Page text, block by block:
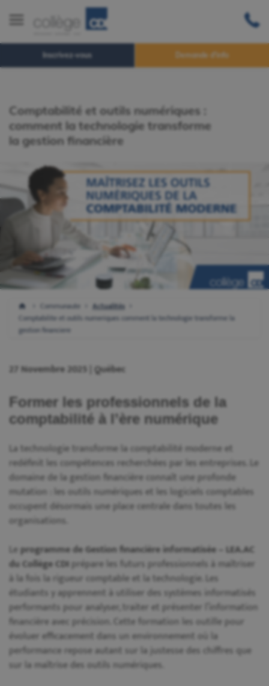
Inscrivez-vous Demande d'info
Comptabilité et outils numériques :
comment la technologie transforme
la gestion financière
Communaute
Actualités
Comptabilite et outils numeriques comment la technologie transforme la
gestion financiere
27 Novembre 2025 | Québec
Former les professionnels de la
comptabilité à l’ère numérique
La technologie transforme la comptabilité moderne et
redéfinit les compétences recherchées par les entreprises. Le
domaine de la gestion financière connaît une profonde
mutation : les outils numériques et les logiciels comptables
occupent désormais une place centrale dans toutes les
organisations.
Le programme de Gestion financière informatisée – LEA.AC
du Collège CDIprépare les futurs professionnels à maîtriser
à la fois la rigueur comptable et la technologie. Les
étudiants y apprennent à utiliser des systèmes informatisés
performants pour analyser, traiter et présenter l’information
financière avec précision. Cette formation les outille pour
évoluer efficacement dans un environnement où la
performance repose autant sur la justesse des chiffres que
sur la maîtrise des outils numériques.